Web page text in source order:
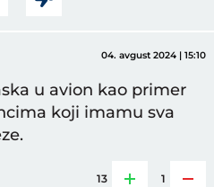
04. avgust 2024 | 15:10
u avion kao primer
koji imamu sva
13 1